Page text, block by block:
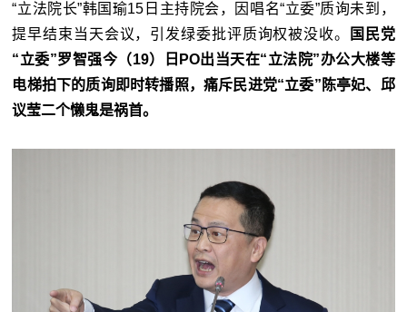
“立法院长”韩国瑜15日主持院会，因唱名“立委”质询未到，
提早结束当天会议，引发绿委批评质询权被没收。
国民党
“立委”罗智强今（19）日PO出当天在“立法院”办公大楼等
电梯拍下的质询即时转播照，痛斥民进党“立委”陈亭妃、邱
议莹二个懒鬼是祸首。